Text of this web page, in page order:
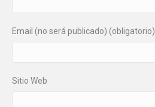
Email (no será publicado) (obligatorio)
Sitio Web